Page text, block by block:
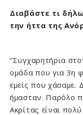
Διαβάστε τι
την ήττα της
“Συγχαρητήρια
ομάδα που για 3η
εμείς που χάσαμε.
ήμασταν. Παρόλο
Ακρίτας είναι